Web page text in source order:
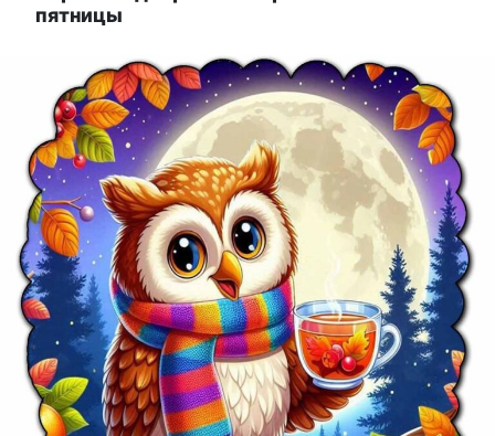
пятницы